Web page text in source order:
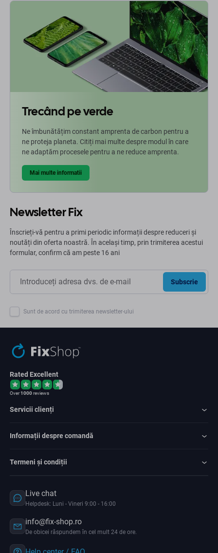
Trecând pe verde
Ne îmbunătățim constant amprenta de carbon pentru a
ne proteja planeta. Citiți mai multe despre modul în care
ne adaptăm procesele pentru a ne reduce amprenta.
Mai multe informatii
Newsletter Fix
Înscrieți-vă pentru a primi periodic informații despre reduceri și
noutăți din oferta noastră. În același timp, prin trimiterea acestui
formular, confirm că am peste 16 ani
Subscrie
Sunt de acord cu trimiterea newsletter-ului
Rated Excellent
Over1000reviews
Servicii clienți
Informații despre comandă
Termeni și condiții
Live chat
Helpdesk: Luni - Vineri 9:00 - 16:00
info@fix-shop.ro
De obicei răspundem în cel mult 24 de ore.